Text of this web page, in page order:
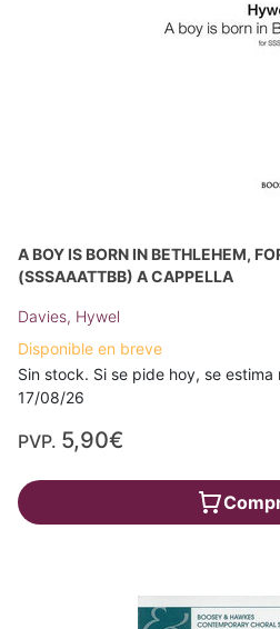
A BOY IS BORN IN BETHLEHEM,
(SSSAAATTBB) A CAPPELLA
Davies, Hywel
Disponible en breve
Sin stock. Si se pide hoy, se
17/08/26
PVP. 5,90€